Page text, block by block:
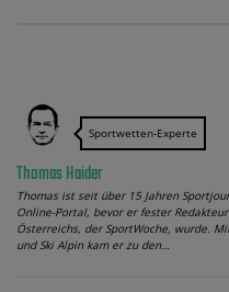
Sportwetten-Experte
Thomas Haider
Thomas ist seit über 15 Jahren
Online-Portal, bevor er fester
Österreichs, der SportWoche, wurde.
und Ski Alpin kam er zu den…